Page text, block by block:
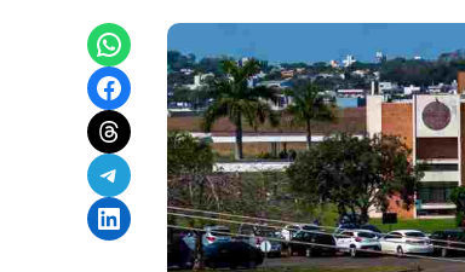
Share on WhatsApp
Share on Facebook
Share on Threads
Share on Telegram
Share on LinkedIn